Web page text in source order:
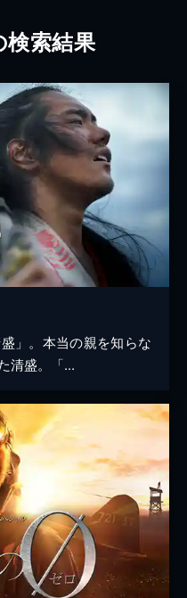
検索結果
」。本当の親を知らな
清盛。「...